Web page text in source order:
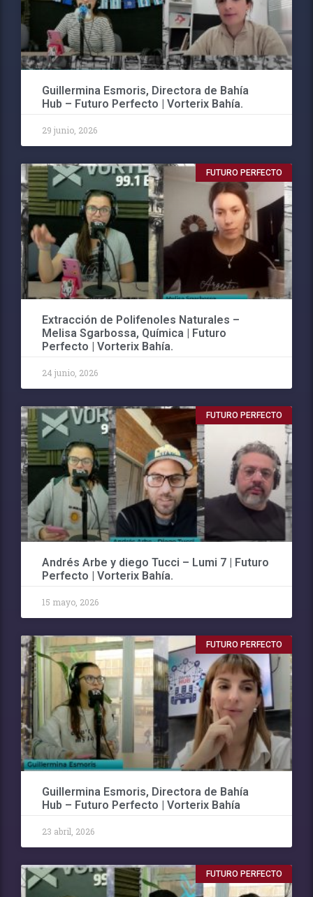
Guillermina Esmoris, Directora de Bahía
Hub – Futuro Perfecto | Vorterix Bahía.
29 junio, 2026
FUTURO PERFECTO
Extracción de Polifenoles Naturales –
Melisa Sgarbossa, Química | Futuro
Perfecto | Vorterix Bahía.
24 junio, 2026
FUTURO PERFECTO
Andrés Arbe y diego Tucci – Lumi 7 | Futuro
Perfecto | Vorterix Bahía.
15 mayo, 2026
FUTURO PERFECTO
Guillermina Esmoris, Directora de Bahía
Hub – Futuro Perfecto | Vorterix Bahía
23 abril, 2026
FUTURO PERFECTO